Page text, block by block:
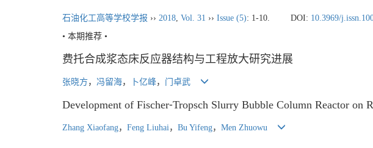
石油化工高等学校学报 ›› 2018, Vol. 31 ›› Issue (5): 1-10. DOI: 10.3969/
• 本期推荐 •
费托合成浆态床反应器结构与工程放大研究进展
张晓方 ， 冯留海， 卜亿峰， 门卓武
Development of Fischer⁃Tropsch Slurry Bubble Column Reactor on
Zhang Xiaofang， Feng Liuhai ， Bu Yifeng， Men Zhuowu